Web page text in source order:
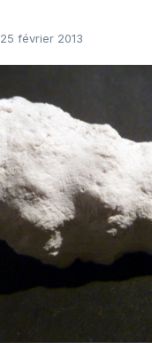
25 février 2013